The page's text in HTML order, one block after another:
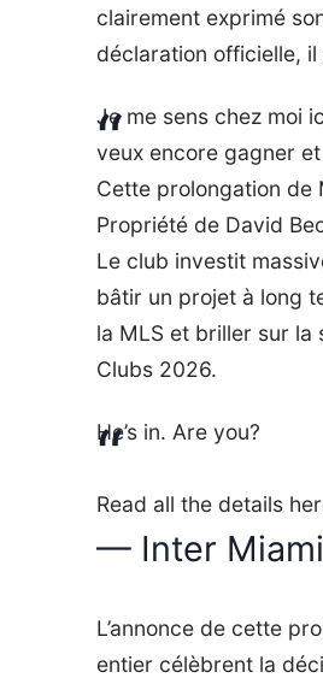
clairement exprimé
déclaration officielle,
Je me sens chez moi
veux encore gagner
Cette prolongation de
Propriété de David
Le club investit
bâtir un projet à long
la MLS et briller sur la
Clubs 2026.
He’s in. Are you?
Read all the details
— Inter Miami
L’annonce de cette
entier célèbrent la